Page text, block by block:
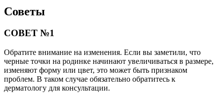
Советы
СОВЕТ №1
Обратите внимание на изменения. Если вы заметили, что
черные точки на родинке начинают увеличиваться в размере,
изменяют форму или цвет, это может быть признаком
проблем. В таком случае обязательно обратитесь к
дерматологу для консультации.